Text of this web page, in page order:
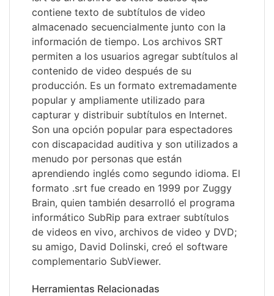
contiene texto de subtítulos de video
almacenado secuencialmente junto con la
información de tiempo. Los archivos SRT
permiten a los usuarios agregar subtítulos al
contenido de video después de su
producción. Es un formato extremadamente
popular y ampliamente utilizado para
capturar y distribuir subtítulos en Internet.
Son una opción popular para espectadores
con discapacidad auditiva y son utilizados a
menudo por personas que están
aprendiendo inglés como segundo idioma. El
formato .srt fue creado en 1999 por Zuggy
Brain, quien también desarrolló el programa
informático SubRip para extraer subtítulos
de videos en vivo, archivos de video y DVD;
su amigo, David Dolinski, creó el software
complementario SubViewer.
Herramientas Relacionadas